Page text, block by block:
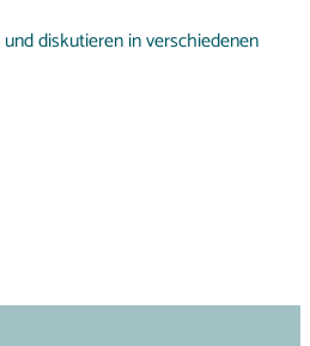
und diskutieren in verschiedenen